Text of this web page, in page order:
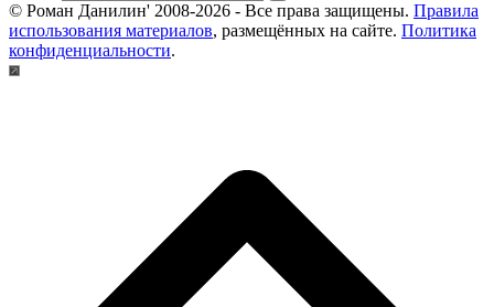
© Роман Данилин' 2008-2026 - Все права защищены. Правила
использования материалов, размещённых на сайте. Политика
конфиденциальности.